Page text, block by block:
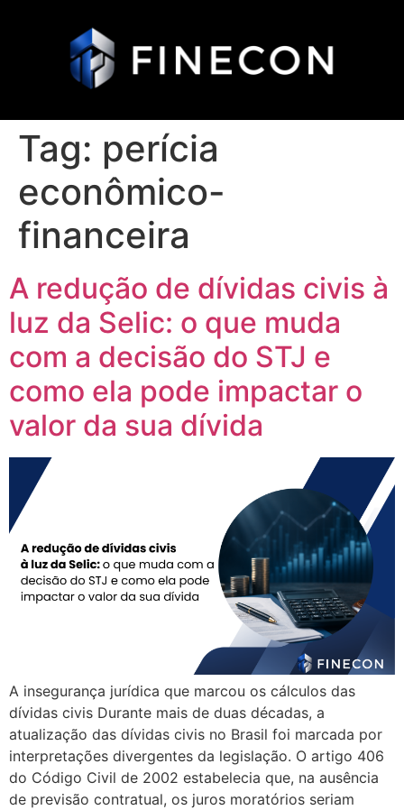
Tag: perícia
econômico-
financeira
A redução de dívidas civis à
luz da Selic: o que muda
com a decisão do STJ e
como ela pode impactar o
valor da sua dívida
A insegurança jurídica que marcou os cálculos das
dívidas civis Durante mais de duas décadas, a
atualização das dívidas civis no Brasil foi marcada por
interpretações divergentes da legislação. O artigo 406
do Código Civil de 2002 estabelecia que, na ausência
de previsão contratual, os juros moratórios seriam